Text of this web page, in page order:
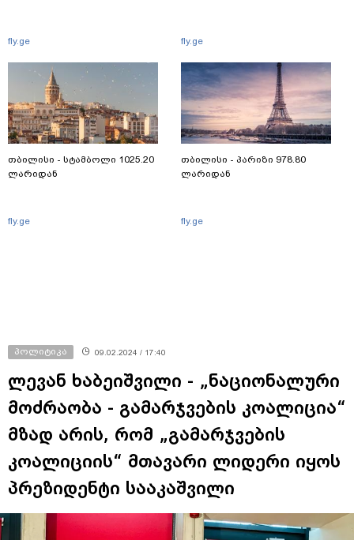
fly.ge
თბილისი - სტამბოლი 1025.20
ლარიდან
fly.ge
fly.ge
თბილისი - პარიზი 978.80
ლარიდან
fly.ge
პოლიტიკა 09.02.2024 / 17:40
ლევან ხაბეიშვილი - „ნაციონალური
მოძრაობა - გამარჯვების კოალიცია“
მზად არის, რომ „გამარჯვების
კოალიციის“ მთავარი ლიდერი იყოს
პრეზიდენტი სააკაშვილი